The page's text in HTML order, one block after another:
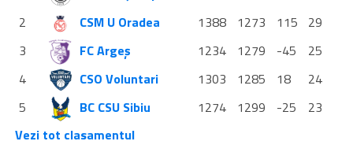
2
CSM U Oradea 1388 1273 115
29
3
FC Argeș 1234 1279 -45
25
4
CSO Voluntari 1303 1285 18
24
5
BC CSU Sibiu 1274 1299 -25
23
Vezi tot clasamentul